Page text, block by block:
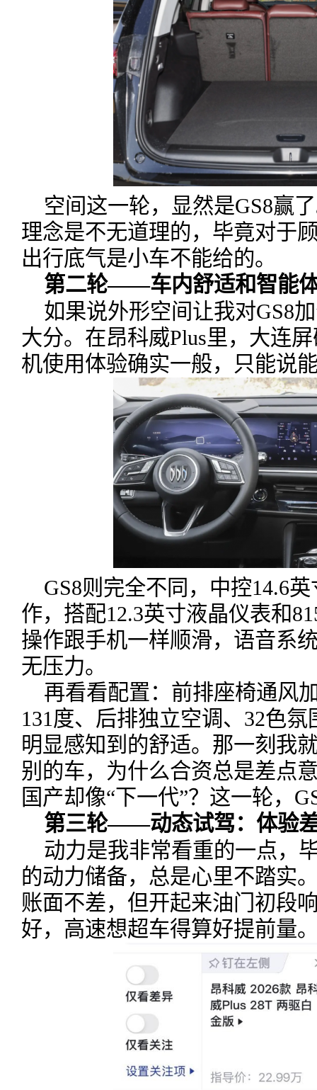
空间这一轮，显然是GS8赢
理念是不无道理的，毕竟对于
出行底气是小车不能给的。
第二轮——车内舒适和智能
如果说外形空间让我对GS8
大分。在昂科威Plus里，大连
机使用体验确实一般，只能说
GS8则完全不同，中控14.6
作，搭配12.3英寸液晶仪表和
操作跟手机一样顺滑，语音系
无压力。
再看看配置：前排座椅通风
131度、后排独立空调、32色
明显感知到的舒适。那一刻
别的车，为什么合资总是差点
国产却像“下一代”？这一轮，
第三轮——动态试驾：体验
动力是我非常看重的一点，
的动力储备，总是心里不踏实
账面不差，但开起来油门初段
好，高速想超车得算好提前量